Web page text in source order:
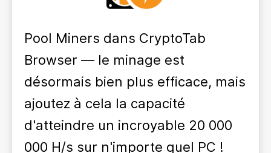
Pool Miners dans CryptoTab
Browser — le minage est
désormais bien plus efficace, mais
ajoutez à cela la capacité
d'atteindre un incroyable 20 000
000 H/s sur n'importe quel PC !